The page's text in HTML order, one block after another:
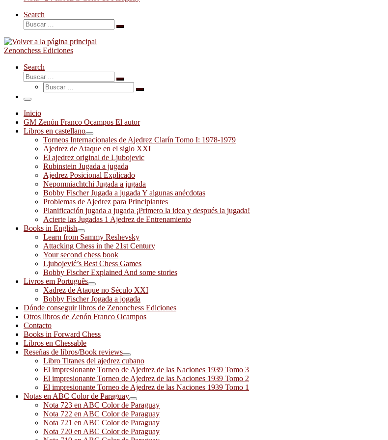
Search
Buscar
Buscar
Zenonchess Ediciones
Search
Buscar
Buscar
Buscar
Buscar
Menú
Inicio
GM Zenón Franco Ocampos El autor
Libros en castellano
Torneos Internacionales de Ajedrez Clarín Tomo I: 1978-1979
Ajedrez de Ataque en el siglo XXI
El ajedrez original de Ljubojevic
Rubinstein Jugada a jugada
Ajedrez Posicional Explicado
Nepomniachtchi Jugada a jugada
Bobby Fischer Jugada a jugada Y algunas anécdotas
Problemas de Ajedrez para Principiantes
Planificación jugada a jugada ¡Primero la idea y después la jugada!
Acierte las Jugadas 1 Ajedrez de Entrenamiento
Books in English
Learn from Sammy Reshevsky
Attacking Chess in the 21st Century
Your second chess book
Ljubojević’s Best Chess Games
Bobby Fischer Explained And some stories
Livros em Português
Xadrez de Ataque no Século XXI
Bobby Fischer Jogada a jogada
Dónde conseguir libros de Zenonchess Ediciones
Otros libros de Zenón Franco Ocampos
Contacto
Books in Forward Chess
Libros en Chessable
Reseñas de libros/Book reviews
Libro Titanes del ajedrez cubano
El impresionante Torneo de Ajedrez de las Naciones 1939 Tomo 3
El impresionante Torneo de Ajedrez de las Naciones 1939 Tomo 2
El impresionante Torneo de Ajedrez de las Naciones 1939 Tomo 1
Notas en ABC Color de Paraguay
Nota 723 en ABC Color de Paraguay
Nota 722 en ABC Color de Paraguay
Nota 721 en ABC Color de Paraguay
Nota 720 en ABC Color de Paraguay